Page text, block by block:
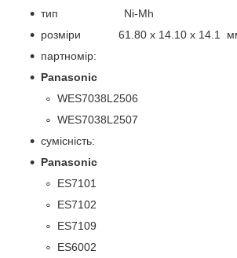
тип Ni-Mh
розміри 61.80 x 14.10 x 14.1
партномір:
Panasonic
WES7038L2506
WES7038L2507
сумісність:
Panasonic
ES7101
ES7102
ES7109
ES6002